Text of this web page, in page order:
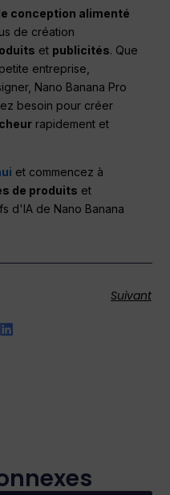
conception alimenté
de création
et publicités. Que
entreprise,
Nano Banana Pro
besoin pour créer
rapidement et
et commencez à
de produits et
d'IA de Nano Banana
Suivant